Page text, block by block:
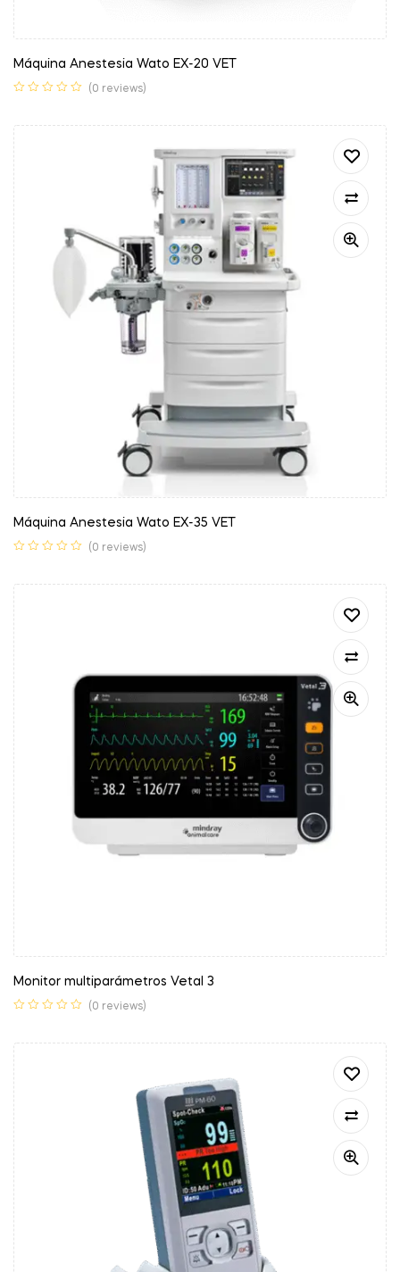
Máquina Anestesia Wato EX-20 VET
(0 reviews)
Máquina Anestesia Wato EX-35 VET
(0 reviews)
Monitor multiparámetros Vetal 3
(0 reviews)